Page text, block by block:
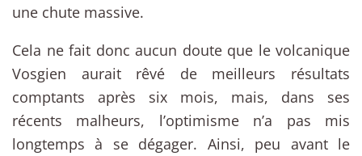
une chute massive.
Cela ne fait donc aucun doute que le volcanique
Vosgien aurait rêvé de meilleurs résultats
comptants après six mois, mais, dans ses
récents malheurs, l’optimisme n’a pas mis
longtemps à se dégager. Ainsi, peu avant le